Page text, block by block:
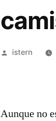
Publicado
istern
Aunque no